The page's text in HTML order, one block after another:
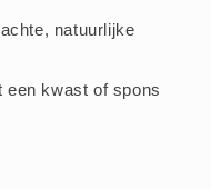
natuurlijke
een kwast of spons